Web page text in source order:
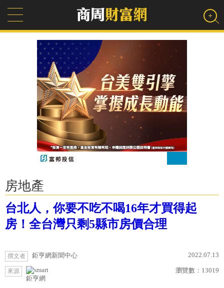
房地產
台北人，你要不吃不喝16年才買得起
房！全台灣只剩5縣市房價合理
撰文者 鉅亨網新聞中心 2022.07.13
來源
鉅亨網
瀏覽數： 13019